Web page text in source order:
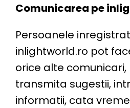
Comunicarea pe
Persoanele
inlightworld.ro pot
orice alte comunicari,
transmita sugestii,
informatii, cata